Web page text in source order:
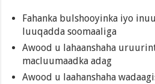
Fahanka bulshooyinka iyo
luuqadda soomaaliga
Awood u lahaanshaha
macluumaadka adag
Awood u laahanshaha